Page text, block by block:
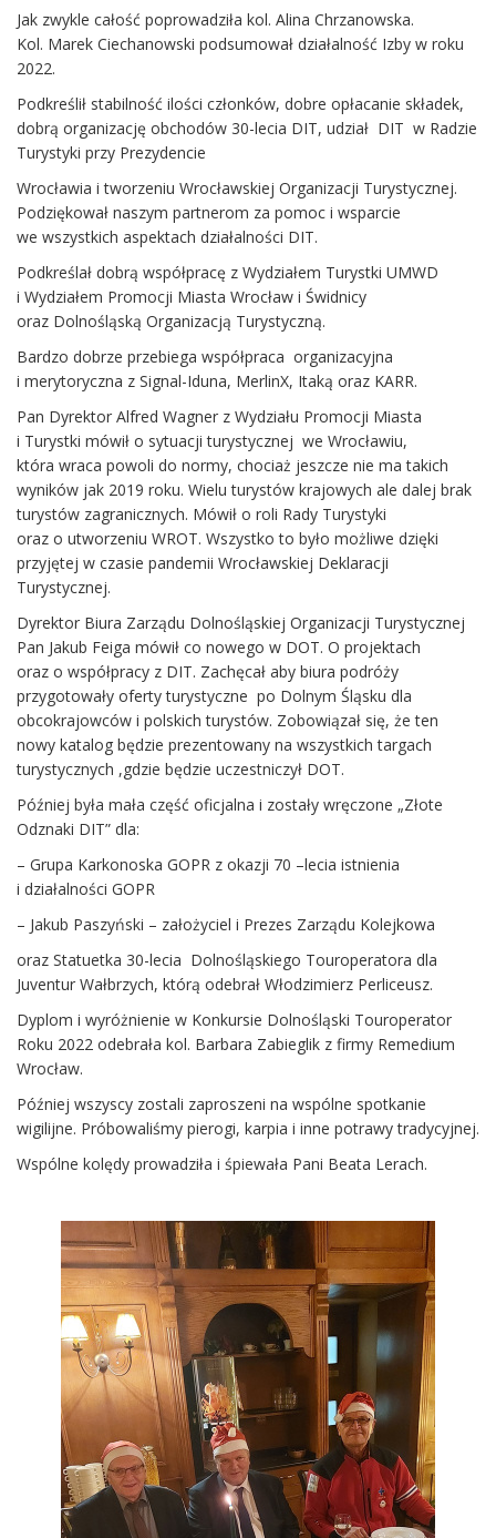
Jak zwykle całość poprowadziła kol. Alina Chrzanowska.
Kol. Marek Ciechanowski podsumował działalność Izby w roku
2022.
Podkreślił stabilność ilości członków, dobre opłacanie składek,
dobrą organizację obchodów 30-lecia DIT, udział DIT w Radzie
Turystyki przy Prezydencie
Wrocławia i tworzeniu Wrocławskiej Organizacji Turystycznej.
Podziękował naszym partnerom za pomoc i wsparcie
we wszystkich aspektach działalności DIT.
Podkreślał dobrą współpracę z Wydziałem Turystki UMWD
i Wydziałem Promocji Miasta Wrocław i Świdnicy
oraz Dolnośląską Organizacją Turystyczną.
Bardzo dobrze przebiega współpraca organizacyjna
i merytoryczna z Signal-Iduna, MerlinX, Itaką oraz KARR.
Pan Dyrektor Alfred Wagner z Wydziału Promocji Miasta
i Turystki mówił o sytuacji turystycznej we Wrocławiu,
która wraca powoli do normy, chociaż jeszcze nie ma takich
wyników jak 2019 roku. Wielu turystów krajowych ale dalej brak
turystów zagranicznych. Mówił o roli Rady Turystyki
oraz o utworzeniu WROT. Wszystko to było możliwe dzięki
przyjętej w czasie pandemii Wrocławskiej Deklaracji
Turystycznej.
Dyrektor Biura Zarządu Dolnośląskiej Organizacji Turystycznej
Pan Jakub Feiga mówił co nowego w DOT. O projektach
oraz o współpracy z DIT. Zachęcał aby biura podróży
przygotowały oferty turystyczne po Dolnym Śląsku dla
obcokrajowców i polskich turystów. Zobowiązał się, że ten
nowy katalog będzie prezentowany na wszystkich targach
turystycznych ,gdzie będzie uczestniczył DOT.
Później była mała część oficjalna i zostały wręczone „Złote
Odznaki DIT” dla:
– Grupa Karkonoska GOPR z okazji 70 –lecia istnienia
i działalności GOPR
– Jakub Paszyński – założyciel i Prezes Zarządu Kolejkowa
oraz Statuetka 30-lecia Dolnośląskiego Touroperatora dla
Juventur Wałbrzych, którą odebrał Włodzimierz Perliceusz.
Dyplom i wyróżnienie w Konkursie Dolnośląski Touroperator
Roku 2022 odebrała kol. Barbara Zabieglik z firmy Remedium
Wrocław.
Później wszyscy zostali zaproszeni na wspólne spotkanie
wigilijne. Próbowaliśmy pierogi, karpia i inne potrawy tradycyjnej.
Wspólne kolędy prowadziła i śpiewała Pani Beata Lerach.